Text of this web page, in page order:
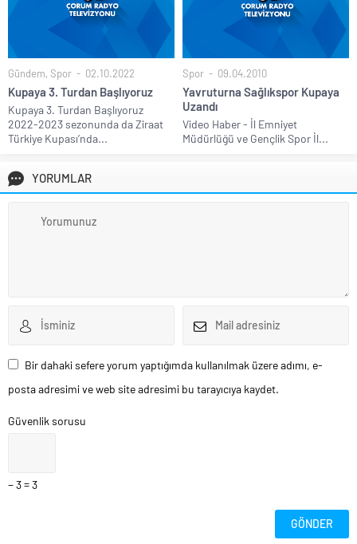
Gündem, Spor 02.10.2022
Kupaya 3. Turdan Başlıyoruz
Kupaya 3. Turdan Başlıyoruz
2022-2023 sezonunda da Ziraat
Türkiye Kupası’nda...
Spor 09.04.2010
Yavruturna Sağlıkspor Kupaya
Uzandı
Video Haber - İl Emniyet
Müdürlüğü ve Gençlik Spor İl...
YORUMLAR
Bir dahaki sefere yorum yaptığımda kullanılmak üzere adımı, e-
posta adresimi ve web site adresimi bu tarayıcıya kaydet.
Güvenlik sorusu
− 3 = 3